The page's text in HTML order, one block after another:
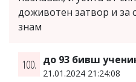
доживотен затвор и за
знам
100. до 93 бивш
21.01.2024 21:24:08